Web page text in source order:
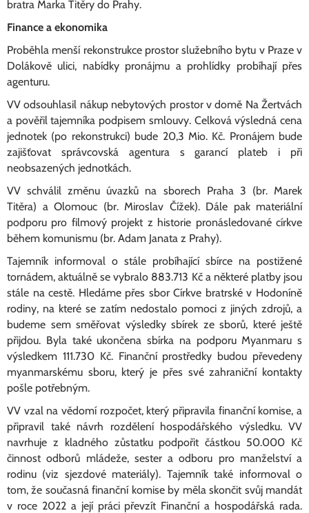
bratra Marka Titěry do Prahy.
Finance a ekonomika
Proběhla menší rekonstrukce prostor služebního bytu v Praze v
Dolákově ulici, nabídky pronájmu a prohlídky probíhají přes
agenturu.
VV odsouhlasil nákup nebytových prostor v domě Na Žertvách
a pověřil tajemníka podpisem smlouvy. Celková výsledná cena
jednotek (po rekonstrukci) bude 20,3 Mio. Kč. Pronájem bude
zajišťovat správcovská agentura s garancí plateb i při
neobsazených jednotkách.
VV schválil změnu úvazků na sborech Praha 3 (br. Marek
Titěra) a Olomouc (br. Miroslav Čížek). Dále pak materiální
podporu pro filmový projekt z historie pronásledované církve
během komunismu (br. Adam Janata z Prahy).
Tajemník informoval o stále probíhající sbírce na postižené
tornádem, aktuálně se vybralo 883.713 Kč a některé platby jsou
stále na cestě. Hledáme přes sbor Církve bratrské v Hodoníně
rodiny, na které se zatím nedostalo pomoci z jiných zdrojů, a
budeme sem směřovat výsledky sbírek ze sborů, které ještě
přijdou. Byla také ukončena sbírka na podporu Myanmaru s
výsledkem 111.730 Kč. Finanční prostředky budou převedeny
myanmarskému sboru, který je přes své zahraniční kontakty
pošle potřebným.
VV vzal na vědomí rozpočet, který připravila finanční komise, a
připravil také návrh rozdělení hospodářského výsledku. VV
navrhuje z kladného zůstatku podpořit částkou 50.000 Kč
činnost odborů mládeže, sester a odboru pro manželství a
rodinu (viz sjezdové materiály). Tajemník také informoval o
tom, že současná finanční komise by měla skončit svůj mandát
v roce 2022 a její práci převzít Finanční a hospodářská rada.